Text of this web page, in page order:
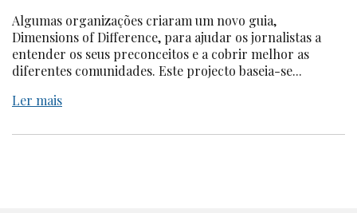
Algumas organizações criaram um novo guia,
Dimensions of Difference, para ajudar os jornalistas a
entender os seus preconceitos e a cobrir melhor as
diferentes comunidades. Este projecto baseia-se...
Ler mais